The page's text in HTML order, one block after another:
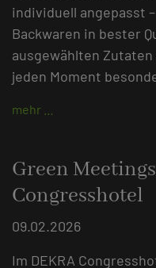
individuell angepasst
Backwaren in bester
ausgewählten
jeden Moment
mehr …
Green
Congresshotel
09.02.2026
Im DEKRA